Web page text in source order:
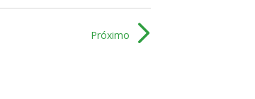
Próximo